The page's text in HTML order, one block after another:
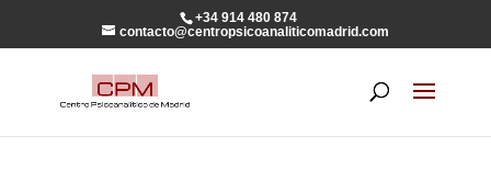
+34 914 480 874
contacto@centropsicoanaliticomadrid.com